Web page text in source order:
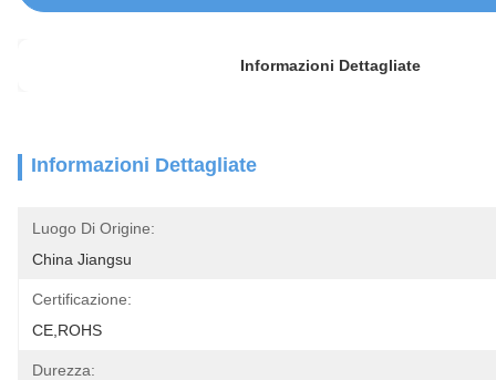
Informazioni Dettagliate
Informazioni Dettagliate
Luogo Di Origine:
China Jiangsu
Certificazione:
CE,ROHS
Durezza: